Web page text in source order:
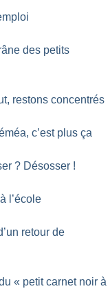
des petits
restons concentrés
c’est plus ça
? Désosser !
l’école
retour de
« petit carnet noir à